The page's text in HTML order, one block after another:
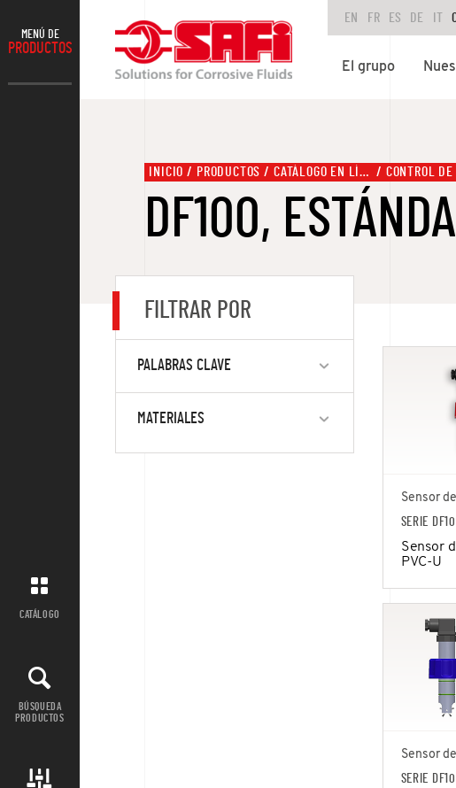
MENÚ DE
PRODUCTOS
CATÁLOGO
BÚSQUEDA
PRODUCTOS
EN FR ES DE IT
El grupo
INICIO PRODUCTOS CATÁLOGO EN LÍNEA
DF100,
FILTRAR POR
PALABRAS CLAVE
MATERIALES
Sensor
SERIE
Sensor
PVC-U
Sensor
SERIE